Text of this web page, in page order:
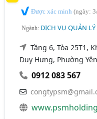
Được xác minh(ngày:
Ngành: DỊCH VỤ QUẢN
Tầng 6, Tòa 25T1,
Duy Hưng, Phường
0912 083 567